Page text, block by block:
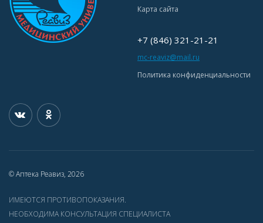
Карта сайта
+7 (846) 321-21-21
mc-reaviz@mail.ru
Политика конфиденциальности
© Аптека Реавиз, 2026
ИМЕЮТСЯ ПРОТИВОПОКАЗАНИЯ.
НЕОБХОДИМА КОНСУЛЬТАЦИЯ СПЕЦИАЛИСТА